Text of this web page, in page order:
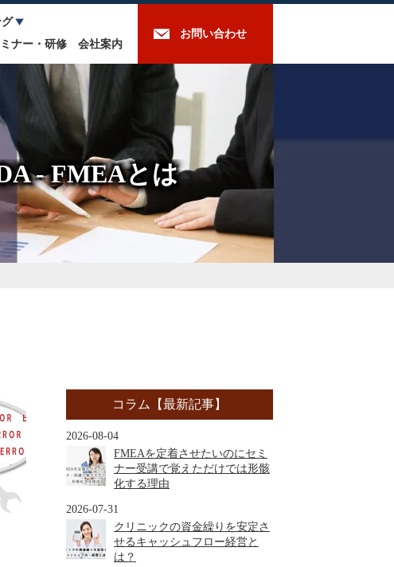
お問い合わせ
ナー・研修 会社案内
- FMEAとは
コラム【最新記事】
2026-08-04
FMEAを定着させたいのにセミ
ナー受講で覚えただけでは形骸
化する理由
2026-07-31
クリニックの資金繰りを安定さ
せるキャッシュフロー経営と
は？